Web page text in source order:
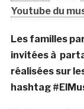
Youtube du
Les familles
invitées à
réalisées sur
hashtag